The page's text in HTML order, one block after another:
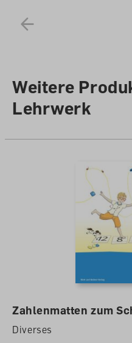
Weitere
Lehrwerk
Zahlenmatten zum
Diverses